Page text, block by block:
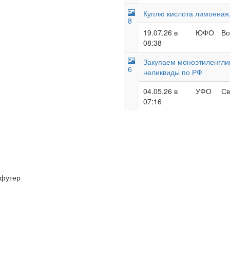
8
Куплю кислота
19.07.26 в
08:38
ЮФО
6
Закупаем
неликвиды по РФ
04.05.26 в
07:16
УФО
футер